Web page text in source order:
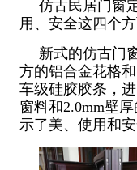
仿古民居门窗
用、安全这四个方
新式的仿古门
方的铝合金花格
车级硅胶胶条，
窗料和2.0mm壁
示了美、使用和安